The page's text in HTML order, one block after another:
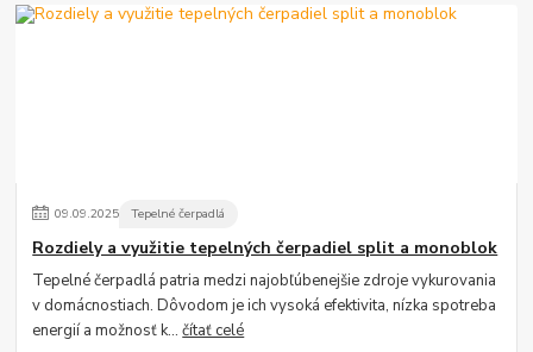
09.09.2025 Tepelné čerpadlá
Rozdiely a využitie tepelných čerpadiel split a monoblok
Tepelné čerpadlá patria medzi najobľúbenejšie zdroje vykurovania
v domácnostiach. Dôvodom je ich vysoká efektivita, nízka spotreba
energií a možnosť k...čítať celé